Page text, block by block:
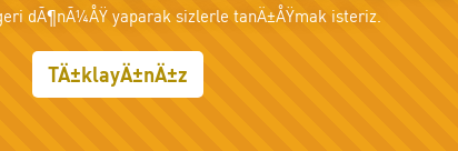
dÃ¶nÃ¼ÅŸ yaparak sizlerle tanÄ±ÅŸmak isteriz.
TÄ±klayÄ±nÄ±z